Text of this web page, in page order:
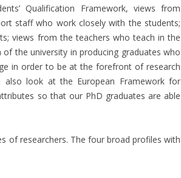
Qualification Framework, views from
staff who work closely with the students;
views from the teachers who teach in the
the university in producing graduates who
in order to be at the forefront of research
look at the European Framework for
so that our PhD graduates are able
of researchers. The four broad profiles with